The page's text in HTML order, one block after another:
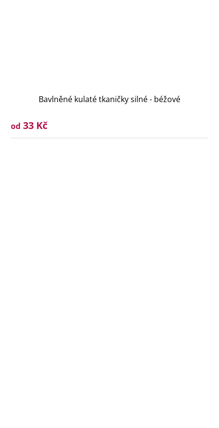
Bavlněné kulaté tkaničky silné - béžové
od 33 Kč